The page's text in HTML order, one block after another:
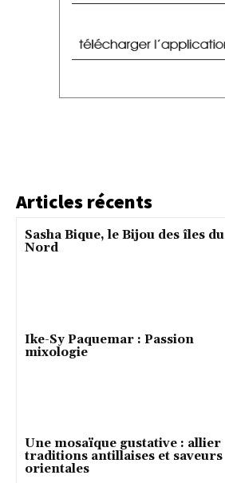
Articles récents
Sasha Bique, le Bijou des îles du
Nord
Ike-Sy Paquemar : Passion
mixologie
Une mosaïque gustative : allier
traditions antillaises et saveurs
orientales